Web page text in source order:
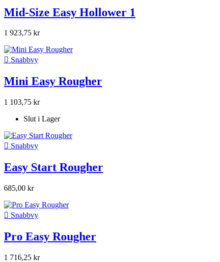
Mid-Size Easy Hollower 1
1 923,75 kr
 Snabbvy
Mini Easy Rougher
1 103,75 kr
Slut i Lager
 Snabbvy
Easy Start Rougher
685,00 kr
 Snabbvy
Pro Easy Rougher
1 716,25 kr